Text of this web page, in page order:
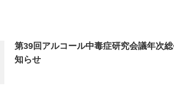
第39回アルコール中毒症研究会議年次
知らせ